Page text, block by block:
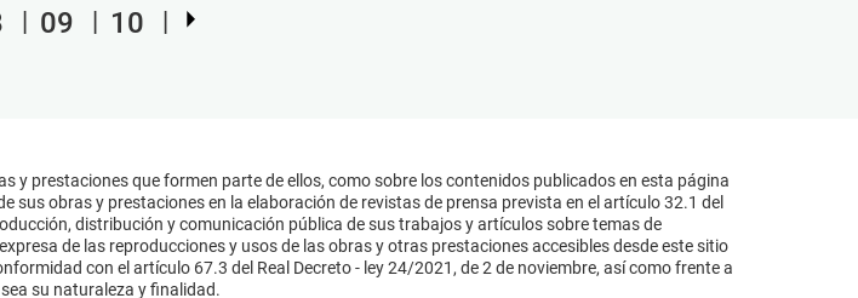
09 10
prestaciones que formen parte de ellos, como sobre los contenidos publicados en esta página
sus obras y prestaciones en la elaboración de revistas de prensa prevista en el artículo 32.1 del
distribución y comunicación pública de sus trabajos y artículos sobre temas de
de las reproducciones y usos de las obras y otras prestaciones accesibles desde este sitio
con el artículo 67.3 del Real Decreto - ley 24/2021, de 2 de noviembre, así como frente a
su naturaleza y finalidad.